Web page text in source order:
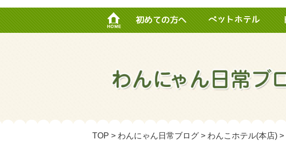
TOP > わんにゃん日常ブログ > わんこホテル(本店) >